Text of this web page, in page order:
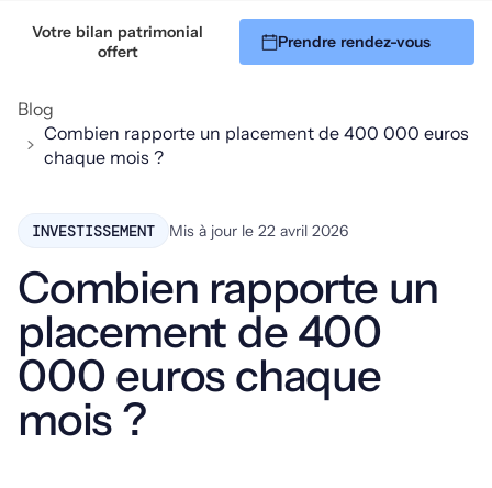
06 51 45 94 32
Votre bilan patrimonial
offert
Prendre rendez-vous
Blog
Combien rapporte un placement de 400 000 euros
chaque mois ?
INVESTISSEMENT Mis à jour le 22 avril 2026
Combien rapporte un
placement de 400
000 euros chaque
mois ?